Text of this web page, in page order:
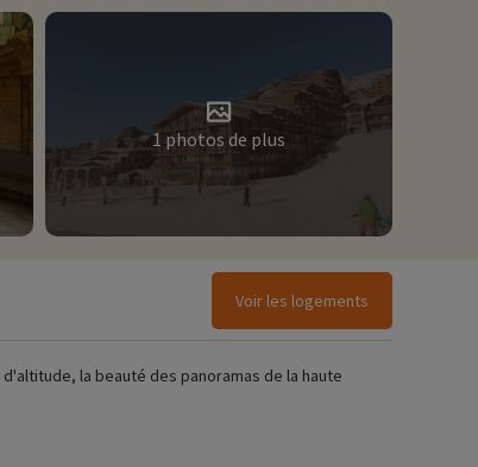
1 photos de plus
Voir les logements
la beauté des panoramas de la haute